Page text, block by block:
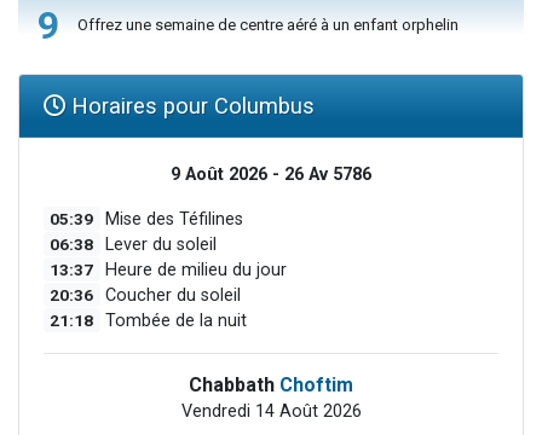
9 Offrez une semaine de centre aéré à un enfant orphelin
Horaires pour Columbus
9 Août 2026 - 26 Av 5786
05:39 Mise des Téfilines
06:38 Lever du soleil
13:37 Heure de milieu du jour
20:36 Coucher du soleil
21:18 Tombée de la nuit
Chabbath Choftim
Vendredi 14 Août 2026